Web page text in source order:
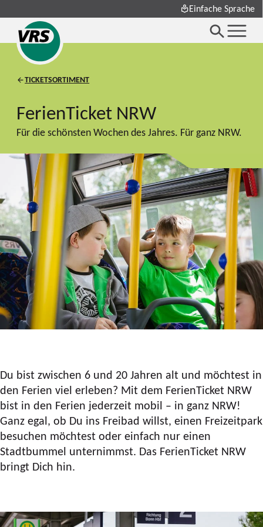
Einfache Sprache
TICKETSORTIMENT
FerienTicket NRW
Für die schönsten Wochen des Jahres. Für ganz NRW.
Du bist zwischen 6 und 20 Jahren alt und möchtest in
den Ferien viel erleben? Mit dem FerienTicket NRW
bist in den Ferien jederzeit mobil – in ganz NRW!
Ganz egal, ob Du ins Freibad willst, einen Freizeitpark
besuchen möchtest oder einfach nur einen
Stadtbummel unternimmst. Das FerienTicket NRW
bringt Dich hin.